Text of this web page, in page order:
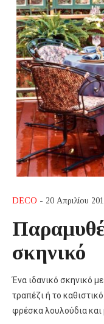
DECO - 20 Απριλίου
σκηνικό
Ένα ιδανικό σκηνικό
τραπέζι ή το
φρέσκα λουλούδια